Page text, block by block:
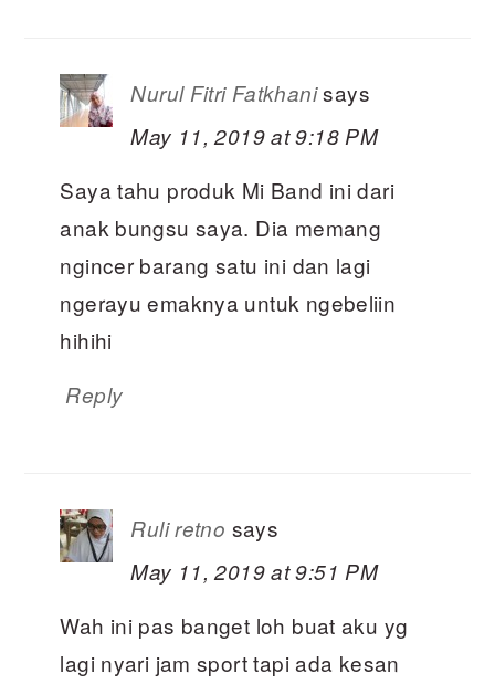
Nurul Fitri Fatkhani says
May 11, 2019 at 9:18 PM
Saya tahu produk Mi Band ini dari
anak bungsu saya. Dia memang
ngincer barang satu ini dan lagi
ngerayu emaknya untuk ngebeliin
hihihi
Reply
Ruli retno says
May 11, 2019 at 9:51 PM
Wah ini pas banget loh buat aku yg
lagi nyari jam sport tapi ada kesan